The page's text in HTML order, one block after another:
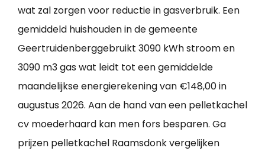
wat zal zorgen voor reductie in gasverbruik. Een
gemiddeld huishouden in de gemeente
Geertruidenberggebruikt 3090 kWh stroom en
3090 m3 gas wat leidt tot een gemiddelde
maandelijkse energierekening van €148,00 in
augustus 2026. Aan de hand van een pelletkachel
cv moederhaard kan men fors besparen. Ga
prijzen pelletkachel Raamsdonk vergelijken